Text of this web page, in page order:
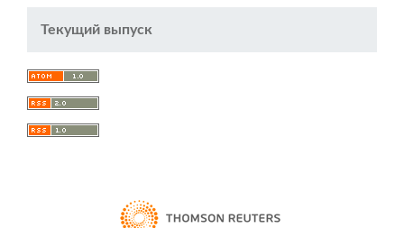
Текущий выпуск